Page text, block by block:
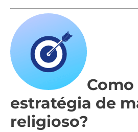
estratégia de
religioso?